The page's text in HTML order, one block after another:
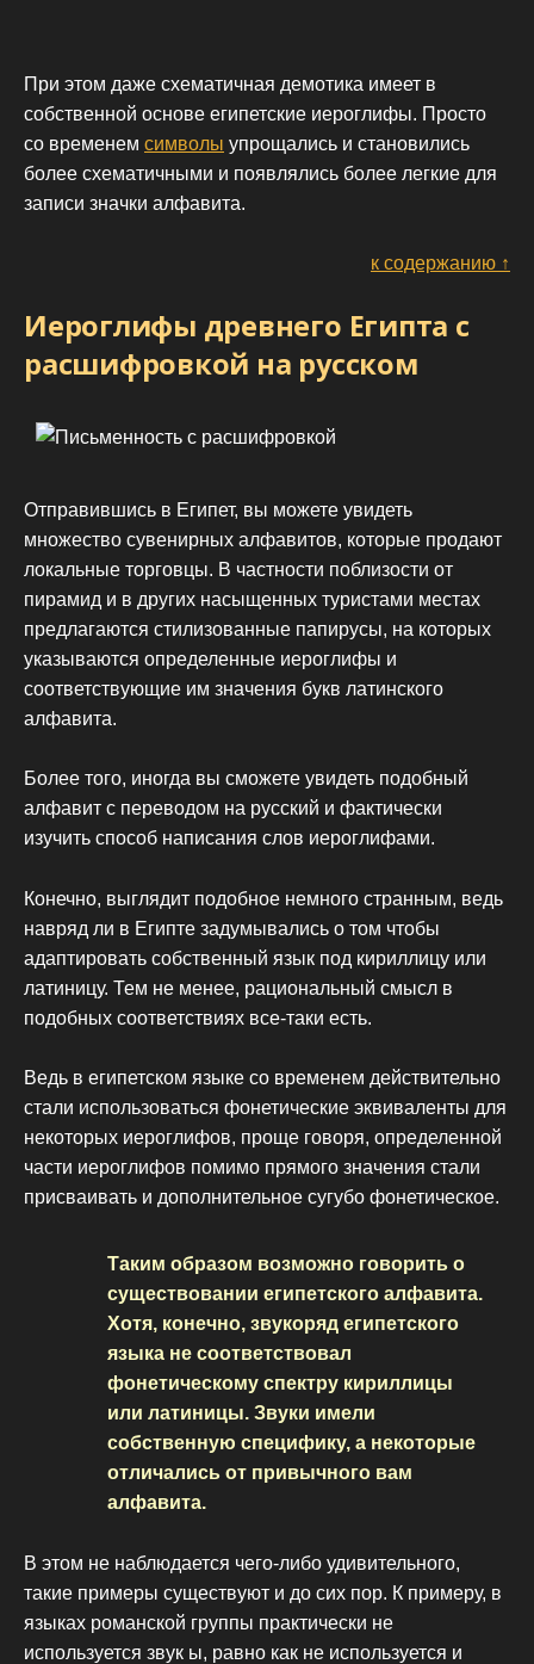
При этом даже схематичная демотика имеет в
собственной основе египетские иероглифы. Просто
со временем символы упрощались и становились
более схематичными и появлялись более легкие для
записи значки алфавита.
к содержанию ↑
Иероглифы древнего Египта с
расшифровкой на русском
Отправившись в Египет, вы можете увидеть
множество сувенирных алфавитов, которые продают
локальные торговцы. В частности поблизости от
пирамид и в других насыщенных туристами местах
предлагаются стилизованные папирусы, на которых
указываются определенные иероглифы и
соответствующие им значения букв латинского
алфавита.
Более того, иногда вы сможете увидеть подобный
алфавит с переводом на русский и фактически
изучить способ написания слов иероглифами.
Конечно, выглядит подобное немного странным, ведь
навряд ли в Египте задумывались о том чтобы
адаптировать собственный язык под кириллицу или
латиницу. Тем не менее, рациональный смысл в
подобных соответствиях все-таки есть.
Ведь в египетском языке со временем действительно
стали использоваться фонетические эквиваленты для
некоторых иероглифов, проще говоря, определенной
части иероглифов помимо прямого значения стали
присваивать и дополнительное сугубо фонетическое.
Таким образом возможно говорить о
существовании египетского алфавита.
Хотя, конечно, звукоряд египетского
языка не соответствовал
фонетическому спектру кириллицы
или латиницы. Звуки имели
собственную специфику, а некоторые
отличались от привычного вам
алфавита.
В этом не наблюдается чего-либо удивительного,
такие примеры существуют и до сих пор. К примеру, в
языках романской группы практически не
используется звук ы, равно как не используется и